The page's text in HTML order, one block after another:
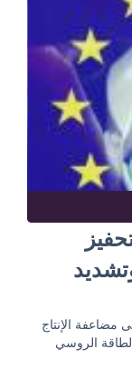
مضاعفة الإنتاج
الروسي